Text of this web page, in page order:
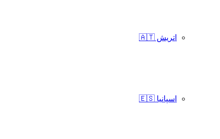
اتریش 🇦🇹
اسپانیا 🇪🇸